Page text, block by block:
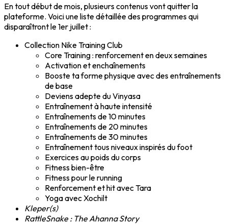
En tout début de mois, plusieurs contenus vont quitter la
plateforme. Voici une liste détaillée des programmes qui
disparaîtront le 1er juillet :
Collection Nike Training Club
Core Training : renforcement en deux semaines
Activation et enchaînements
Booste ta forme physique avec des entraînements
de base
Deviens adepte du Vinyasa
Entraînement à haute intensité
Entraînements de 10 minutes
Entraînements de 20 minutes
Entraînements de 30 minutes
Entraînement tous niveaux inspirés du foot
Exercices au poids du corps
Fitness bien-être
Fitness pour le running
Renforcement et hit avec Tara
Yoga avec Xochilt
Kleper(s)
RattleSnake : The Ahanna Story